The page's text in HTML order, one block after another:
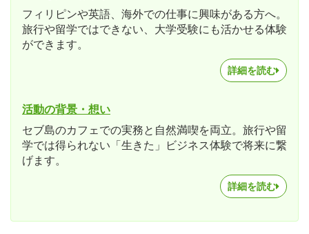
フィリピンや英語、海外での仕事に興味がある方へ。
旅行や留学ではできない、大学受験にも活かせる体験
ができます。
詳細を読む
活動の背景・想い
セブ島のカフェでの実務と自然満喫を両立。旅行や留
学では得られない「生きた」ビジネス体験で将来に繋
げます。
詳細を読む